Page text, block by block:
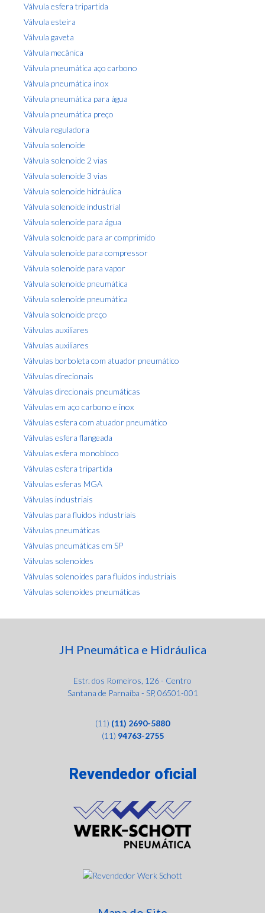
Válvula esfera tripartida
Válvula esteira
Válvula gaveta
Válvula mecânica
Válvula pneumática aço carbono
Válvula pneumática inox
Válvula pneumática para água
Válvula pneumática preço
Válvula reguladora
Válvula solenoide
Válvula solenoide 2 vias
Válvula solenoide 3 vias
Válvula solenoide hidráulica
Válvula solenoide industrial
Válvula solenoide para água
Válvula solenoide para ar comprimido
Válvula solenoide para compressor
Válvula solenoide para vapor
Válvula solenoide pneumática
Válvula solenoide pneumática
Válvula solenoide preço
Válvulas auxiliares
Válvulas auxiliares
Válvulas borboleta com atuador pneumático
Válvulas direcionais
Válvulas direcionais pneumáticas
Válvulas em aço carbono e inox
Válvulas esfera com atuador pneumático
Válvulas esfera flangeada
Válvulas esfera monobloco
Válvulas esfera tripartida
Válvulas esferas MGA
Válvulas industriais
Válvulas para fluidos industriais
Válvulas pneumáticas
Válvulas pneumáticas em SP
Válvulas solenoides
Válvulas solenoides para fluidos industriais
Válvulas solenoides pneumáticas
JH Pneumática e Hidráulica
Estr. dos Romeiros, 126 - Centro
Santana de Parnaíba - SP, 06501-001
(11) (11) 2690-5880
(11) 94763-2755
Revendedor oficial